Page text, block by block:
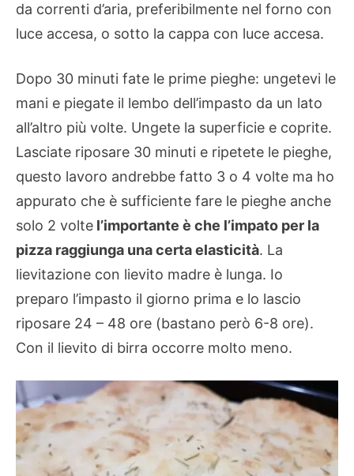
da correnti d’aria, preferibilmente nel forno con
luce accesa, o sotto la cappa con luce accesa.
Dopo 30 minuti fate le prime pieghe: ungetevi le
mani e piegate il lembo dell’impasto da un lato
all’altro più volte. Ungete la superficie e coprite.
Lasciate riposare 30 minuti e ripetete le pieghe,
questo lavoro andrebbe fatto 3 o 4 volte ma ho
appurato che è sufficiente fare le pieghe anche
solo 2 volte l’importante è che l’impato per la
pizza raggiunga una certa elasticità. La
lievitazione con lievito madre è lunga. Io
preparo l’impasto il giorno prima e lo lascio
riposare 24 – 48 ore (bastano però 6-8 ore).
Con il lievito di birra occorre molto meno.